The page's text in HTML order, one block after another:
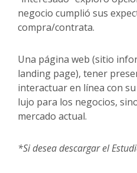
negocio cumplió sus
compra/contrata.
Una página web (sitio
landing page), tener
interactuar en línea con
lujo para los negocios,
mercado actual.
*Si desea descargar el